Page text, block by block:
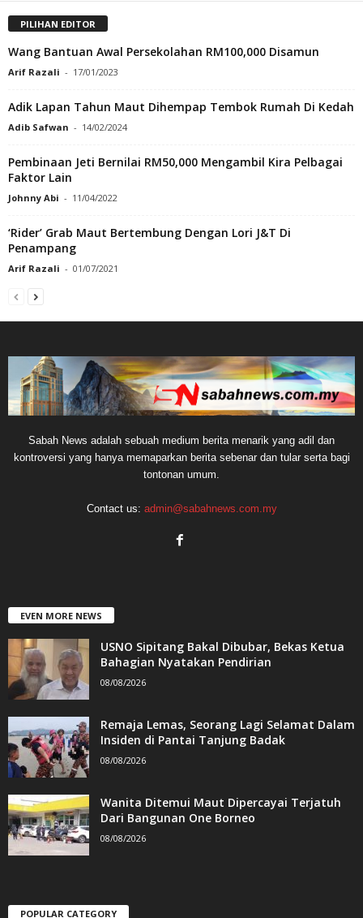
PILIHAN EDITOR
Wang Bantuan Awal Persekolahan RM100,000 Disamun
Arif Razali - 17/01/2023
Adik Lapan Tahun Maut Dihempap Tembok Rumah Di Kedah
Adib Safwan - 14/02/2024
Pembinaan Jeti Bernilai RM50,000 Mengambil Kira Pelbagai
Faktor Lain
Johnny Abi - 11/04/2022
‘Rider’ Grab Maut Bertembung Dengan Lori J&T Di
Penampang
Arif Razali - 01/07/2021
Sabah News adalah sebuah medium berita menarik yang adil dan
kontroversi yang hanya memaparkan berita sebenar dan tular serta bagi
tontonan umum.
Contact us: admin@sabahnews.com.my
EVEN MORE NEWS
USNO Sipitang Bakal Dibubar, Bekas Ketua
Bahagian Nyatakan Pendirian
08/08/2026
Remaja Lemas, Seorang Lagi Selamat Dalam
Insiden di Pantai Tanjung Badak
08/08/2026
Wanita Ditemui Maut Dipercayai Terjatuh
Dari Bangunan One Borneo
08/08/2026
POPULAR CATEGORY